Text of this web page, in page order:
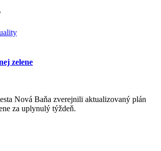
zelene
Nová Baňa zverejnili aktualizovaný plán
za uplynulý týždeň.